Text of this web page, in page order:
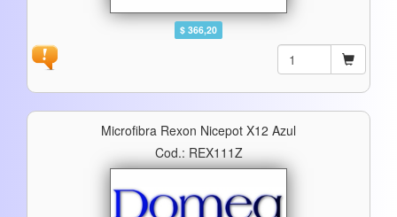
$ 366,20
Microfibra Rexon Nicepot X12 Azul
Cod.: REX111Z